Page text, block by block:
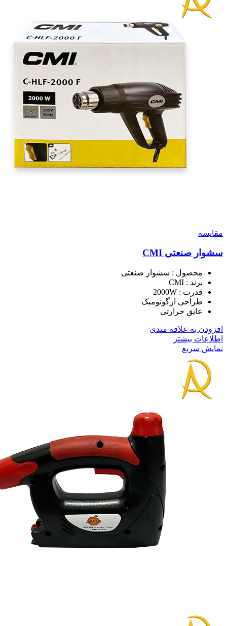
مقايسه
سشوار صنعتی CMI
محصول : سشوار صنعتی
برند : CMI
قدرت : 2000W
طراحی ارگونومیک
عایق حرارتی
افزودن به علاقه مندی
اطلاعات بیشتر
نمایش سریع